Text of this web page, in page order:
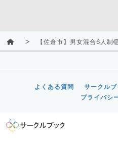
【佐倉市】男女混合6人制
よくある質問 サークル
プライバシ